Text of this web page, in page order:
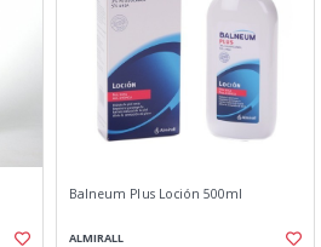
Balneum Plus Loción 500ml
ALMIRALL